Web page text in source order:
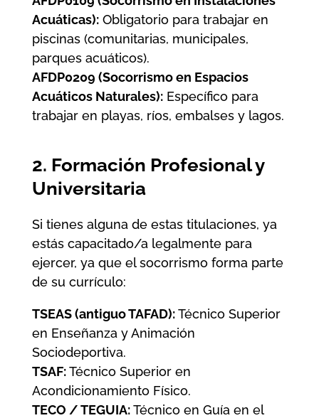
Acuáticas):Obligatorio para trabajar en
piscinas (comunitarias, municipales,
parques acuáticos).
AFDP0209 (Socorrismo en Espacios
Acuáticos Naturales):Específico para
trabajar en playas, ríos, embalses y lagos.
2. Formación Profesional y
Universitaria
Si tienes alguna de estas titulaciones, ya
estás capacitado/a legalmente para
ejercer, ya que el socorrismo forma parte
de su currículo:
TSEAS (antiguo TAFAD):Técnico Superior
en Enseñanza y Animación
Sociodeportiva.
TSAF:Técnico Superior en
Acondicionamiento Físico.
TECO / TEGUIA:Técnico en Guía en el